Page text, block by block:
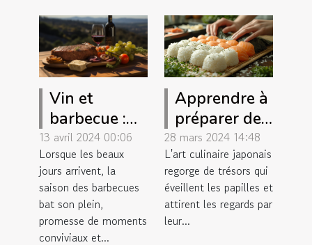
Vin et
barbecue :
sélection des
meilleurs
accords
13 avril 2024 00:06
Lorsque les beaux
jours arrivent, la
saison des barbecues
bat son plein,
promesse de moments
conviviaux et...
Apprendre à
préparer des
onigiri : la
collation
parfaite pour
toute heure
28 mars 2024 14:48
L'art culinaire japonais
regorge de trésors qui
éveillent les papilles et
attirent les regards par
leur...